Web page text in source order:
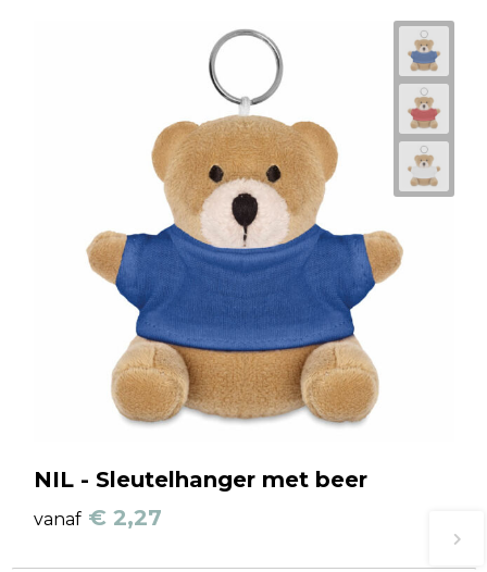
NIL - Sleutelhanger met beer
vanaf € 2,27